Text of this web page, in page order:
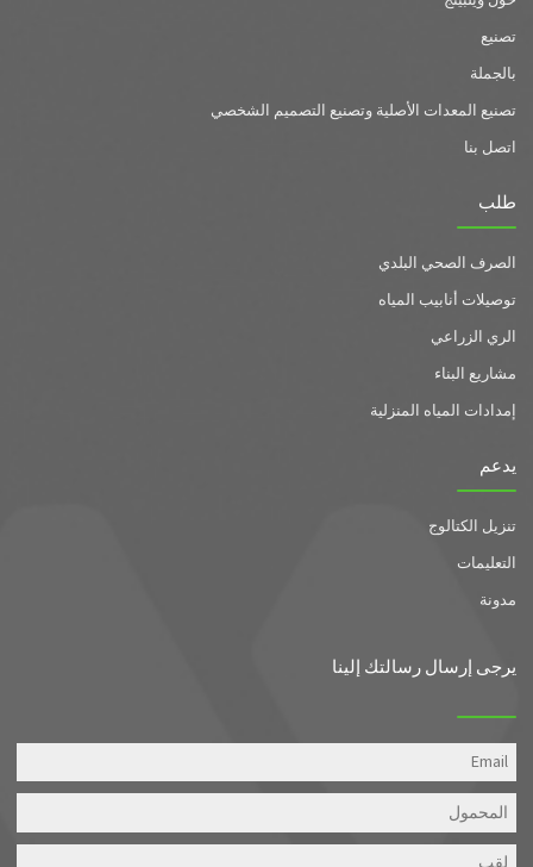
تصنيع
بالجملة
تصنيع المعدات الأصلية وتصنيع التصميم الشخصي
اتصل بنا
طلب
الصرف الصحي البلدي
توصيلات أنابيب المياه
الري الزراعي
مشاريع البناء
إمدادات المياه المنزلية
يدعم
تنزيل الكتالوج
التعليمات
مدونة
يرجى إرسال رسالتك إلينا